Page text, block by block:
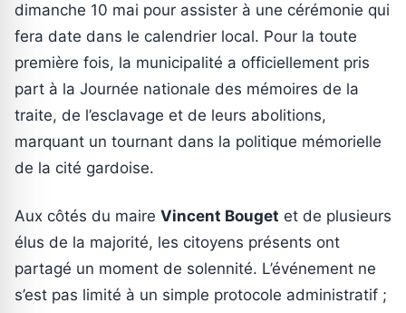
dimanche 10 mai pour assister à une cérémonie qui
fera date dans le calendrier local. Pour la toute
première fois, la municipalité a officiellement pris
part à la Journée nationale des mémoires de la
traite, de l’esclavage et de leurs abolitions,
marquant un tournant dans la politique mémorielle
de la cité gardoise.
Aux côtés du maire Vincent Bouget et de plusieurs
élus de la majorité, les citoyens présents ont
partagé un moment de solennité. L’événement ne
s’est pas limité à un simple protocole administratif ;